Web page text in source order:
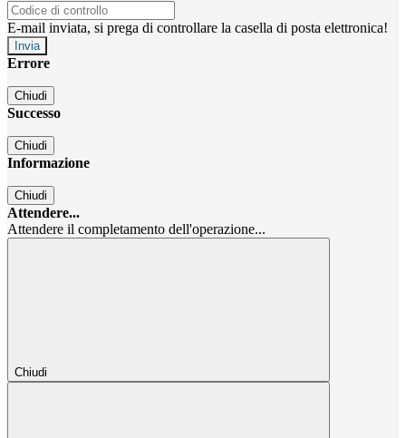
E-mail inviata, si prega di controllare la casella di posta elettronica!
Errore
Chiudi
Successo
Chiudi
Informazione
Chiudi
Attendere...
Attendere il completamento dell'operazione...
Chiudi